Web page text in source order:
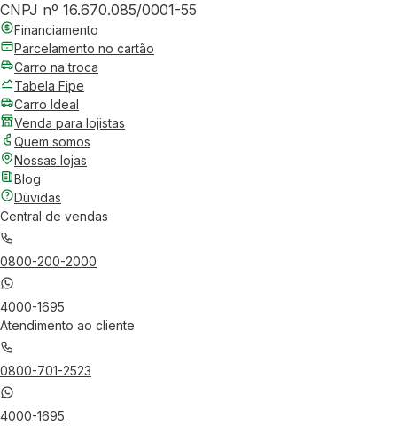
CNPJ nº 16.670.085/0001-55
Financiamento
Parcelamento no cartão
Carro na troca
Tabela Fipe
Carro Ideal
Venda para lojistas
Quem somos
Nossas lojas
Blog
Dúvidas
Central de vendas
0800-200-2000
4000-1695
Atendimento ao cliente
0800-701-2523
4000-1695